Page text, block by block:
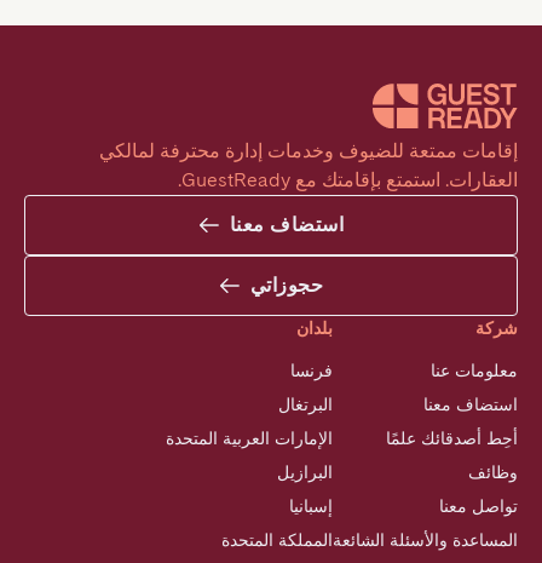
العقارات. استمتع بإقامتك مع GuestReady.
استضاف معنا
حجوزاتي
شركة
معلومات عنا
استضاف معنا
أحِط أصدقائك علمًا
وظائف
تواصل معنا
المساعدة والأسئلة الشائعة
بلدان
فرنسا
البرتغال
الإمارات العربية المتحدة
البرازيل
إسبانيا
المملكة المتحدة